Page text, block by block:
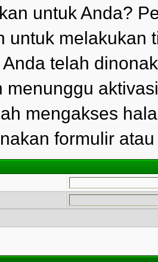
untuk Anda?
untuk melakukan
telah
menunggu
mengakses
formulir